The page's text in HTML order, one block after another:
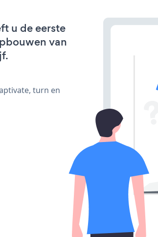
u de eerste
van
turn en